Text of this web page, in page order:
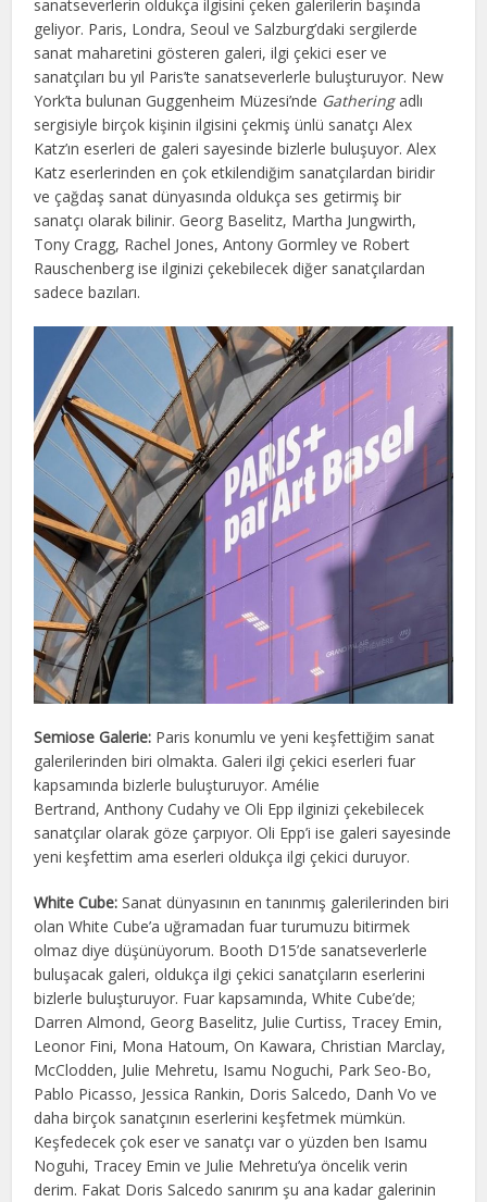
sanatseverlerin oldukça ilgisini çeken galerilerin başında
geliyor. Paris, Londra, Seoul ve Salzburg’daki sergilerde
sanat maharetini gösteren galeri, ilgi çekici eser ve
sanatçıları bu yıl Paris’te sanatseverlerle buluşturuyor. New
York’ta bulunan Guggenheim Müzesi’nde Gatheringadlı
sergisiyle birçok kişinin ilgisini çekmiş ünlü sanatçı Alex
Katz’ın eserleri de galeri sayesinde bizlerle buluşuyor. Alex
Katz eserlerinden en çok etkilendiğim sanatçılardan biridir
ve çağdaş sanat dünyasında oldukça ses getirmiş bir
sanatçı olarak bilinir. Georg Baselitz, Martha Jungwirth,
Tony Cragg, Rachel Jones, Antony Gormley ve Robert
Rauschenberg ise ilginizi çekebilecek diğer sanatçılardan
sadece bazıları.
Semiose Galerie: Paris konumlu ve yeni keşfettiğim sanat
galerilerinden biri olmakta. Galeri ilgi çekici eserleri fuar
kapsamında bizlerle buluşturuyor. Amélie
Bertrand⁠, Anthony Cudahy⁠ ve Oli Epp ilginizi çekebilecek
sanatçılar olarak göze çarpıyor. Oli Epp’i ise galeri sayesinde
yeni keşfettim ama eserleri oldukça ilgi çekici duruyor.
White Cube: Sanat dünyasının en tanınmış galerilerinden biri
olan White Cube’a uğramadan fuar turumuzu bitirmek
olmaz diye düşünüyorum. Booth D15’de sanatseverlerle
buluşacak galeri, oldukça ilgi çekici sanatçıların eserlerini
bizlerle buluşturuyor. Fuar kapsamında, White Cube’de;
Darren Almond, Georg Baselitz, Julie Curtiss, Tracey Emin,
Leonor Fini, Mona Hatoum, On Kawara, Christian Marclay,
McClodden, Julie Mehretu, Isamu Noguchi, Park Seo-Bo,
Pablo Picasso, Jessica Rankin, Doris Salcedo, Danh Vo ve
daha birçok sanatçının eserlerini keşfetmek mümkün.
Keşfedecek çok eser ve sanatçı var o yüzden ben Isamu
Noguhi, Tracey Emin ve Julie Mehretu’ya öncelik verin
derim. Fakat Doris Salcedo sanırım şu ana kadar galerinin